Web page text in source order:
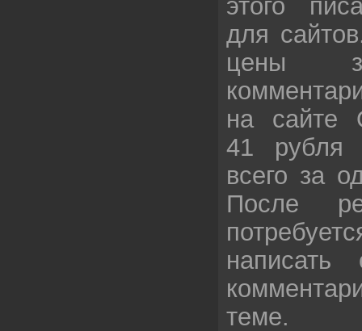
этого
для
цены
на сайте
41 рубля
всего за
После
написать
теме.